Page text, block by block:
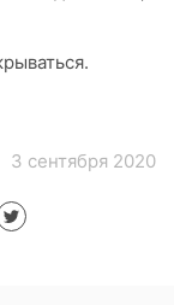
3 сентября 2020